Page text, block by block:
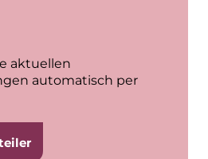
aktuellen
automatisch per